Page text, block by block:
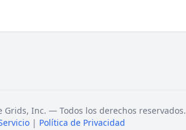
Grids, Inc. — Todos los derechos reservados.
| Política de Privacidad